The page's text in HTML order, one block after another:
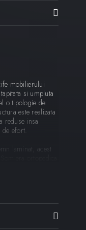
mobilierului
si umpluta
o tipologie de
este realizata
reduse insa
efort.
laminat, acest
este inclusa,
curatarea
curatarea
de